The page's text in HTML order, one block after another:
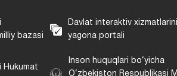
bazasi
Davlat interaktiv
yagona portali
Hukumat
Inson huquqlari bo‘yicha
O‘zbekiston Respublikasi